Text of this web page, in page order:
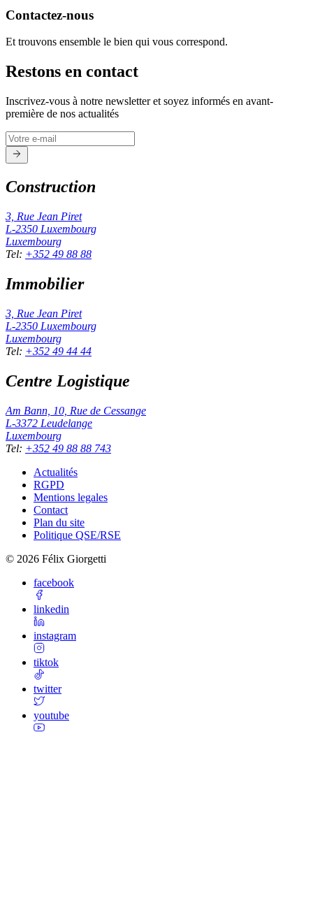
Contactez-nous
Et trouvons ensemble le bien qui vous correspond.
Restons en contact
Inscrivez-vous à notre newsletter et soyez informés en avant-
première de nos actualités
Construction
3, Rue Jean Piret
L-2350 Luxembourg
Luxembourg
Tel: +352 49 88 88
Immobilier
3, Rue Jean Piret
L-2350 Luxembourg
Luxembourg
Tel: +352 49 44 44
Centre Logistique
Am Bann, 10, Rue de Cessange
L-3372 Leudelange
Luxembourg
Tel: +352 49 88 88 743
Actualités
RGPD
Mentions legales
Contact
Plan du site
Politique QSE/RSE
© 2026 Félix Giorgetti
facebook
linkedin
instagram
tiktok
twitter
youtube